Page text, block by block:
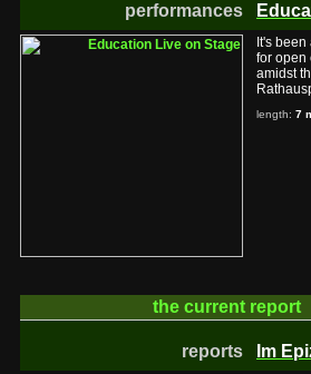
performances
It's
for open
amidst
length: 7
the current report
reports Im